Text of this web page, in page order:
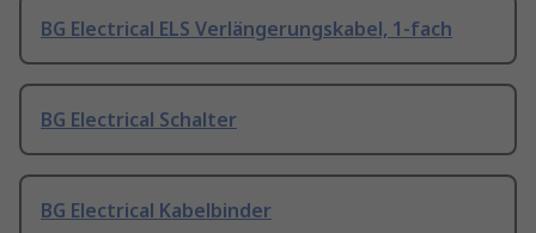
BG Electrical ELS Verlängerungskabel, 1-fach
BG Electrical Schalter
BG Electrical Kabelbinder